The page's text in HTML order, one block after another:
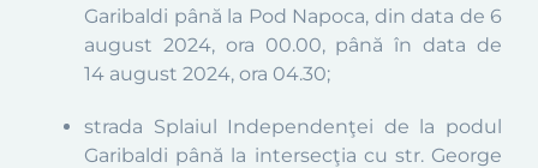
Garibaldi până la Pod Napoca, din data de 6
august 2024, ora 00.00,până în data de
14 august 2024, ora 04.30;
strada Splaiul Independenţei de la podul
Garibaldi până la intersecţia cu str. George